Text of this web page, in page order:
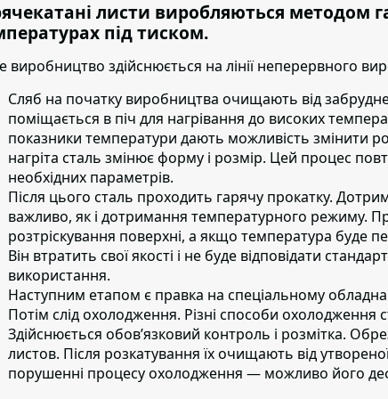
листи виробляються методом
під тиском.
виробництво здійснюється на лінії неперервного
Сляб на початку виробництва очищають від
поміщається в піч для нагрівання до високих
показники температури дають можливість змінити
нагріта сталь змінює форму і розмір. Цей процес
необхідних параметрів.
Після цього сталь проходить гарячу прокатку.
важливо, як і дотримання температурного режиму.
розтріскування поверхні, а якщо температура буде
Він втратить свої якості і не буде відповідати
використання.
Наступним етапом є правка на спеціальному
Потім слід охолодження. Різні способи охолодження
Здійснюється обов’язковий контроль і розмітка.
листов. Після розкатування їх очищають від
порушенні процесу охолодження — можливо його